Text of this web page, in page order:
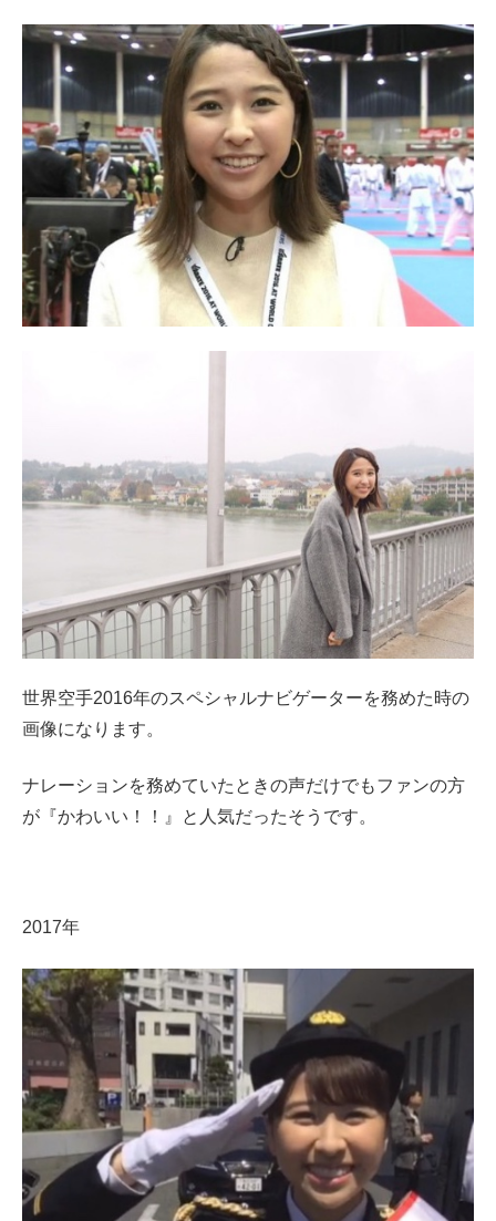
世界空手2016年のスペシャルナビゲーターを務めた時の
画像になります。
ナレーションを務めていたときの声だけでもファンの方
が『かわいい！！』と人気だったそうです。
2017年